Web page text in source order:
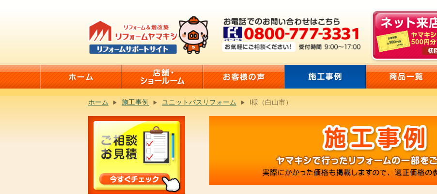
ホーム 施工事例 ユニットバスリフォーム I様（白山市）